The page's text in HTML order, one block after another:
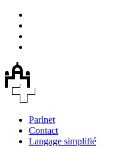
Parlnet
Contact
Langage simplifié